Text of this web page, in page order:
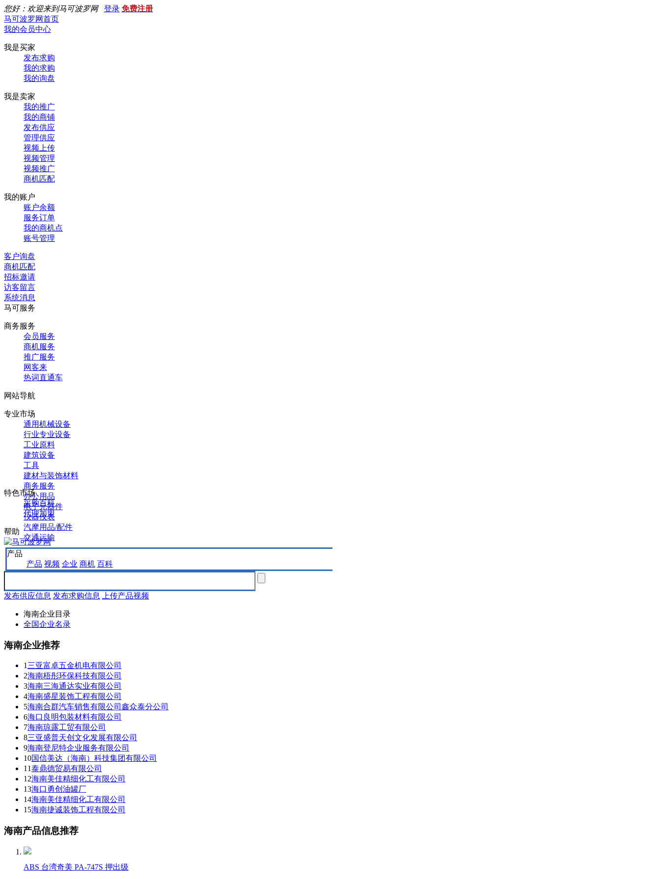
您好：欢迎来到马可波罗网 登录 免费注册
马可波罗网首页
我的会员中心
我是买家
发布求购
我的求购
我的询盘
我是卖家
我的推广
我的商铺
发布供应
管理供应
视频上传
视频管理
视频推广
商机匹配
我的账户
账户余额
服务订单
我的商机点
账号管理
客户询盘
商机匹配
招标邀请
访客留言
系统消息
马可服务
商务服务
会员服务
商机服务
推广服务
网客来
热词直通车
网站导航
专业市场
通用机械设备
行业专业设备
工业原料
建筑设备
工具
建材与装饰材料
商务服务
办公用品
电子元器件
仪器仪表
汽摩用品/配件
交通运输
特色市场
采购百科
代理加盟
帮助
产品
产品 视频 企业 商机 百科
发布供应信息 发布求购信息 上传产品视频
海南企业目录
全国企业名录
海南企业推荐
1三亚富卓五金机电有限公司
2海南梧彤环保科技有限公司
3海南三海通达实业有限公司
4海南盛星装饰工程有限公司
5海南合群汽车销售有限公司鑫众泰分公司
6海口良明包装材料有限公司
7海南琼露工贸有限公司
8三亚盛普天创文化发展有限公司
9海南登尼特企业服务有限公司
10国信美达（海南）科技集团有限公司
11泰鼎德贸易有限公司
12海南美佳精细化工有限公司
13海口勇创油罐厂
14海南美佳精细化工有限公司
15海南捷诚装饰工程有限公司
海南产品信息推荐
ABS 台湾奇美 PA-747S 押出级